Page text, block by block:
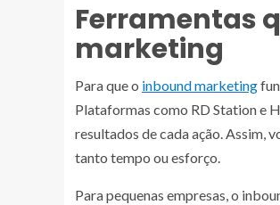
Ferramentas
marketing
Para que o inbound marketing
Plataformas como RD Station e
resultados de cada ação. Assim,
tanto tempo ou esforço.
Para pequenas empresas, o